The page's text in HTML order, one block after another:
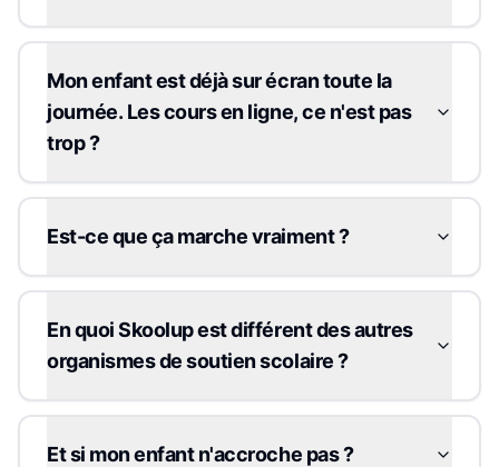
Mon enfant est déjà sur écran toute la
journée. Les cours en ligne, ce n'est pas
trop ?
Est-ce que ça marche vraiment ?
En quoi Skoolup est différent des autres
organismes de soutien scolaire ?
Et si mon enfant n'accroche pas ?